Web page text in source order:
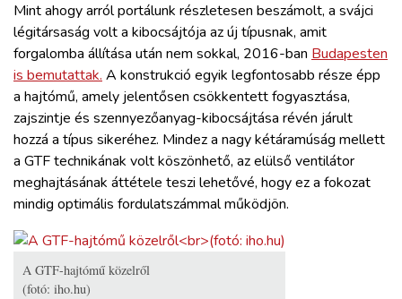
Mint ahogy arról portálunk részletesen beszámolt, a svájci
légitársaság volt a kibocsájtója az új típusnak, amit
forgalomba állítása után nem sokkal, 2016-ban Budapesten
is bemutattak. A konstrukció egyik legfontosabb része épp
a hajtómű, amely jelentősen csökkentett fogyasztása,
zajszintje és szennyezőanyag-kibocsájtása révén járult
hozzá a típus sikeréhez. Mindez a nagy kétáramúság mellett
a GTF technikának volt köszönhető, az elülső ventilátor
meghajtásának áttétele teszi lehetővé, hogy ez a fokozat
mindig optimális fordulatszámmal működjön.
A GTF-hajtómű közelről
(fotó: iho.hu)